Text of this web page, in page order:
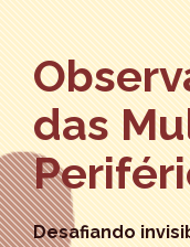
das
Desafiando